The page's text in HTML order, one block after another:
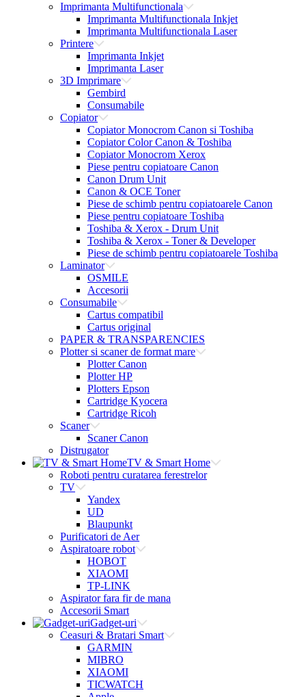
Imprimanta Multifunctionala
Imprimanta Multifunctionala Inkjet
Imprimanta Multifunctionala Laser
Printere
Imprimanta Inkjet
Imprimanta Laser
3D Imprimare
Gembird
Consumabile
Copiator
Copiator Monocrom Canon si Toshiba
Copiator Color Canon & Toshiba
Copiator Monocrom Xerox
Piese pentru copiatoare Canon
Canon Drum Unit
Canon & OCE Toner
Piese de schimb pentru copiatoarele Canon
Piese pentru copiatoare Toshiba
Toshiba & Xerox - Drum Unit
Toshiba & Xerox - Toner & Developer
Piese de schimb pentru copiatoarele Toshiba
Laminator
OSMILE
Accesorii
Consumabile
Cartus compatibil
Cartus original
PAPER & TRANSPARENCIES
Plotter si scaner de format mare
Plotter Canon
Plotter HP
Plotters Epson
Cartridge Kyocera
Cartridge Ricoh
Scaner
Scaner Canon
Distrugator
TV & Smart Home
Roboti pentru curatarea ferestrelor
TV
Yandex
UD
Blaupunkt
Purificatori de Aer
Aspiratoare robot
HOBOT
XIAOMI
TP-LINK
Aspirator fara fir de mana
Accesorii Smart
Gadget-uri
Ceasuri & Bratari Smart
GARMIN
MIBRO
XIAOMI
TICWATCH